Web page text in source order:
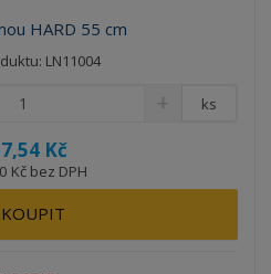
HARD 55 cm
LN11004
Kč
Kč bez DPH
ks
KOUPIT